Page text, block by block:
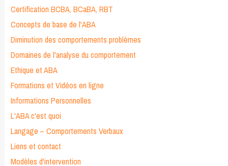
Certification BCBA, BCaBA, RBT
Concepts de base de l'ABA
Diminution des comportements problèmes
Domaines de l'analyse du comportement
Ethique et ABA
Formations et Vidéos en ligne
Informations Personnelles
L'ABA c'est quoi
Langage – Comportements Verbaux
Liens et contact
Modèles d'intervention